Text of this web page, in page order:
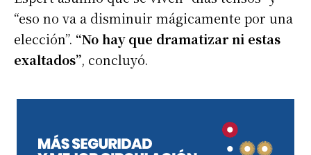
“eso no va a disminuir mágicamente por una
elección”. “No hay que dramatizar ni estas
exaltados”, concluyó.